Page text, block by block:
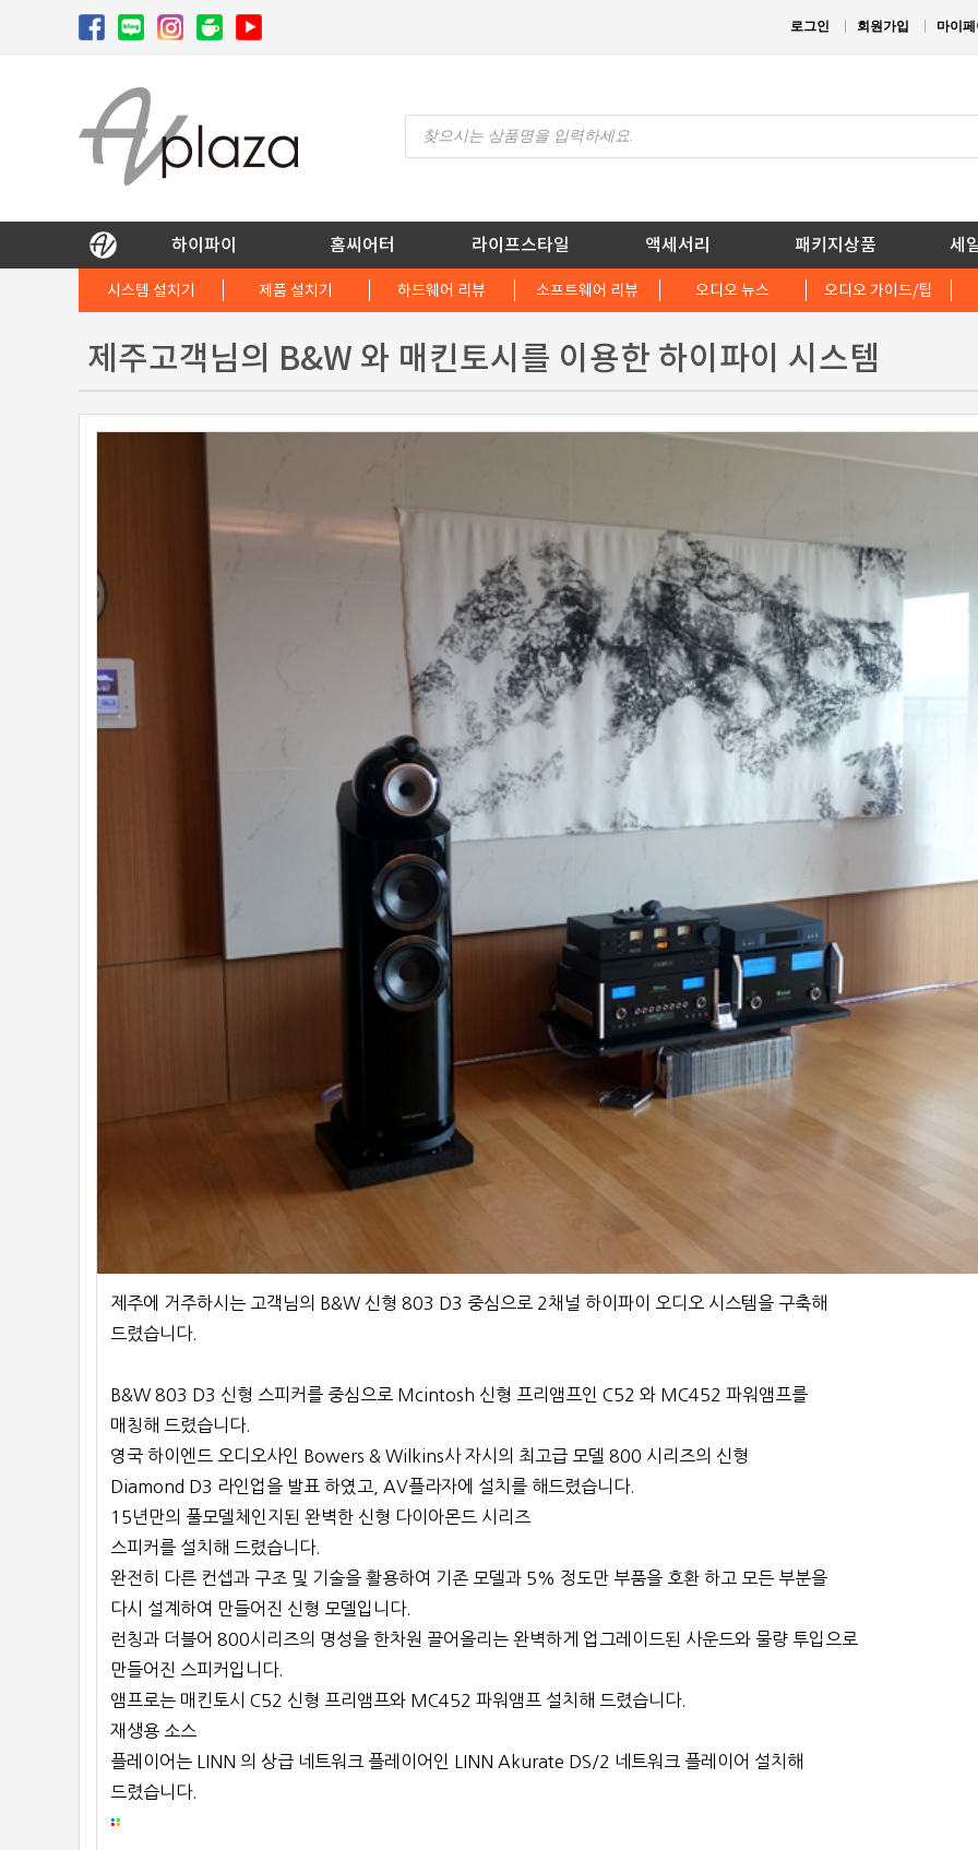
로그인 회원가입 마이
Products
search
하이파이 홈씨어터 라이프스타일 액세서리 패키지상품 세
시스템 설치기 제품 설치기 하드웨어 리뷰 소프트웨어 리뷰 오디오 뉴스 오디오 가이드/팁
제주고객님의 B&W 와 매킨토시를 이용한 하이파이 시스템
제주에 거주하시는 고객님의 B&W 신형 803 D3 중심으로 2채널 하이파이 오디오 시스템을 구축해
드렸습니다.
B&W 803 D3 신형 스피커를 중심으로 Mcintosh 신형 프리앰프인 C52 와 MC452 파워앰프를
매칭해 드렸습니다.
영국 하이엔드 오디오사인 Bowers & Wilkins사 자시의 최고급 모델 800 시리즈의 신형
Diamond D3 라인업을 발표 하였고, AV플라자에 설치를 해드렸습니다.
15년만의 풀모델체인지된 완벽한 신형 다이아몬드 시리즈
스피커를 설치해 드렸습니다.
완전히 다른 컨셉과 구조 및 기술을 활용하여 기존 모델과 5% 정도만 부품을 호환 하고 모든 부분을
다시 설계하여 만들어진 신형 모델입니다.
런칭과 더블어 800시리즈의 명성을 한차원 끌어올리는 완벽하게 업그레이드된 사운드와 물량 투입으로
만들어진 스피커입니다.
앰프로는 매킨토시 C52 신형 프리앰프와 MC452 파워앰프 설치해 드렸습니다.
재생용 소스
플레이어는 LINN 의 상급 네트워크 플레이어인 LINN Akurate DS/2 네트워크 플레이어 설치해
드렸습니다.